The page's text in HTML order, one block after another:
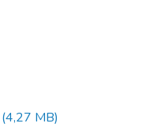
(4,27 MB)